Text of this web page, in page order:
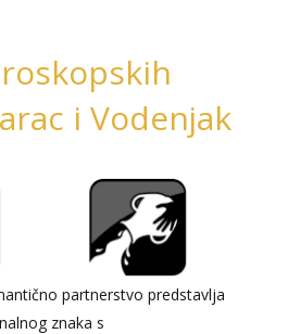
i Vodenjak
partnerstvo predstavlja
znaka s